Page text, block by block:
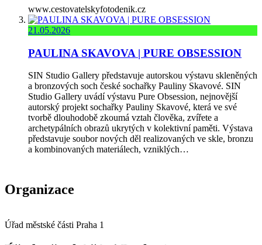
www.cestovatelskyfotodenik.cz
21.05.2026
PAULINA SKAVOVA | PURE OBSESSION
SIN Studio Gallery představuje autorskou výstavu skleněných
a bronzových soch české sochařky Pauliny Skavové. SIN
Studio Gallery uvádí výstavu Pure Obsession, nejnovější
autorský projekt sochařky Pauliny Skavové, která ve své
tvorbě dlouhodobě zkoumá vztah člověka, zvířete a
archetypálních obrazů ukrytých v kolektivní paměti. Výstava
představuje soubor nových děl realizovaných ve skle, bronzu
a kombinovaných materiálech, vzniklých…
Organizace
Úřad městské části Praha 1